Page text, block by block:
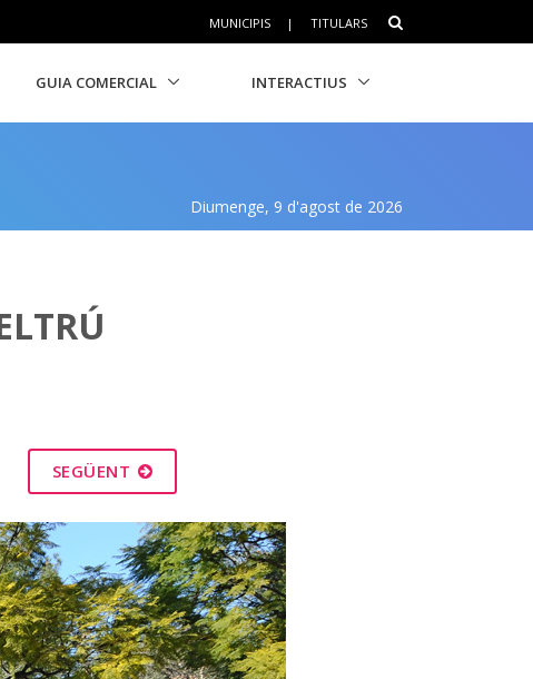
MUNICIPIS | TITULARS
GUIA COMERCIAL INTERACTIUS
Diumenge, 9 d'agost de 2026
SEGÜENT